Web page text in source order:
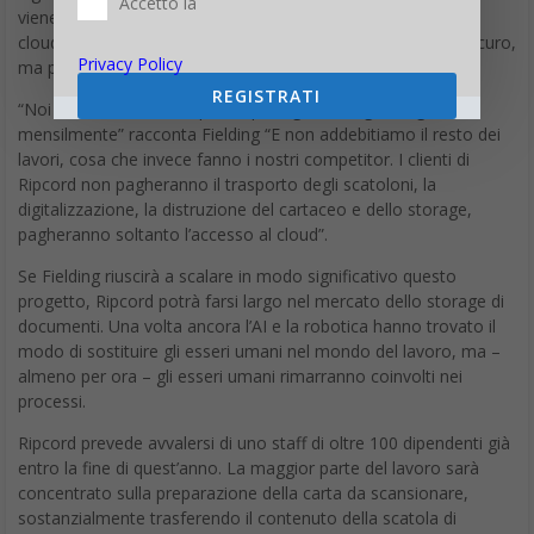
viene salvato su hard media come i CD o i DVD anziché sul
cloud. E non lo fanno perché ritengano quest’ultimo poco sicuro,
ma perché gli hard media sono decisamente più economici.
“Noi chiediamo un compenso per ogni immagine registrata
mensilmente” racconta Fielding “E non addebitiamo il resto dei
lavori, cosa che invece fanno i nostri competitor. I clienti di
Ripcord non pagheranno il trasporto degli scatoloni, la
digitalizzazione, la distruzione del cartaceo e dello storage,
pagheranno soltanto l’accesso al cloud”.
Se Fielding riuscirà a scalare in modo significativo questo
progetto, Ripcord potrà farsi largo nel mercato dello storage di
documenti. Una volta ancora l’AI e la robotica hanno trovato il
modo di sostituire gli esseri umani nel mondo del lavoro, ma –
almeno per ora – gli esseri umani rimarranno coinvolti nei
processi.
Ripcord prevede avvalersi di uno staff di oltre 100 dipendenti già
entro la fine di quest’anno. La maggior parte del lavoro sarà
concentrato sulla preparazione della carta da scansionare,
sostanzialmente trasferendo il contenuto della scatola di
Privacy Policy
REGISTRATI